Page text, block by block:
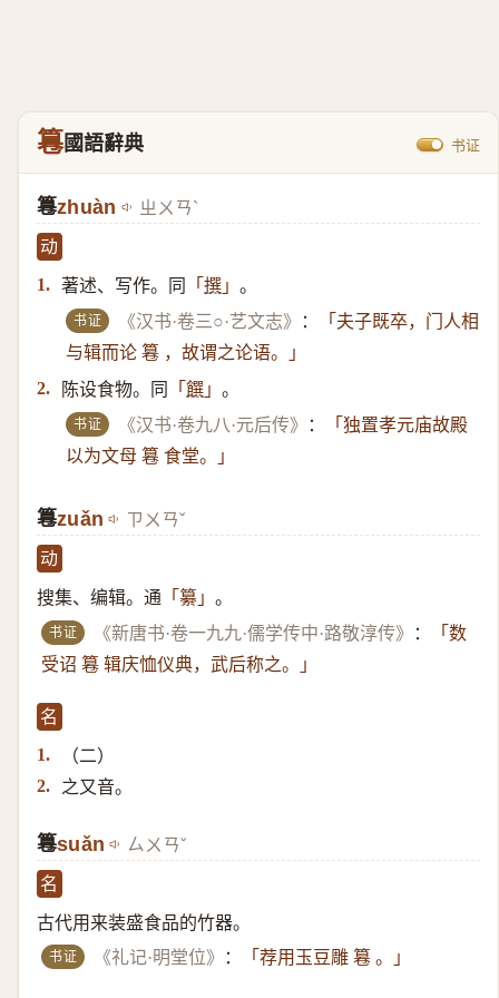
篹國語辭典 书证
篹zhuàn ㄓㄨㄢˋ
动
1. 著述、写作。同 「 撰 」 。
书证 《汉书·卷三○·艺文志》 ：
「夫子既卒，门人相
与辑而论 篹 ，故谓之论语。」
2.
陈设食物。同 「 饌 」 。
书证 《汉书·卷九八·元后传》 ：
「独置孝元庙故殿
以为文母 篹 食堂。」
篹zuǎn ㄗㄨㄢˇ
动
搜集、编辑。通 「纂」 。
书证 《新唐书·卷一九九·儒学传中·路敬淳传》 ：
「数
受诏 篹 辑庆恤仪典，武后称之。」
名
1.
（二）​
2. 之又音。
篹suǎn ㄙㄨㄢˇ
名
古代用来装盛食品的竹器。
书证 《礼记·明堂位》 ： 「荐用玉豆雕 篹 。」